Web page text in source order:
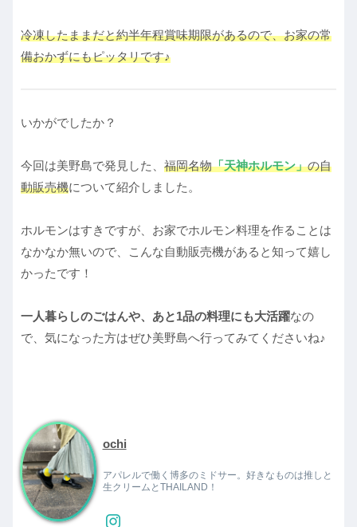
冷凍したままだと約半年程賞味期限があるので、お家の常
備おかずにもピッタリです♪
いかがでしたか？
今回は美野島で発見した、 福岡名物「天神ホルモン」の自
動販売機について紹介しました。
ホルモンはすきですが、お家でホルモン料理を作ることは
なかなか無いので、こんな自動販売機があると知って嬉し
かったです！
一人暮らしのごはんや、あと1品の料理にも大活躍なの
で、気になった方はぜひ美野島へ行ってみてくださいね♪
ochi
アパレルで働く博多のミドサー。好きなものは推しと
生クリームとTHAILAND！